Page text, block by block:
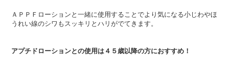
ＡＰＰＦローションと一緒に使用することでより気になる小じわやほ
うれい線のシワもスッキリとハリがでてきます。
アプチドローションとの使用は４５歳以降の方におすすめ！